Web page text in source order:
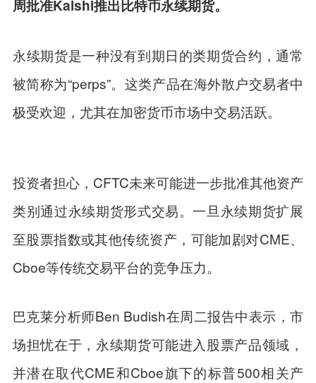
周批准Kalshi推出比特币永续期货。
永续期货是一种没有到期日的类期货合约，通常
被简称为“perps”。这类产品在海外散户交易者中
极受欢迎，尤其在加密货币市场中交易活跃。
投资者担心，CFTC未来可能进一步批准其他资产
类别通过永续期货形式交易。一旦永续期货扩展
至股票指数或其他传统资产，可能加剧对CME、
Cboe等传统交易平台的竞争压力。
巴克莱分析师Ben Budish在周二报告中表示，市
场担忧在于，永续期货可能进入股票产品领域，
并潜在取代CME和Cboe旗下的标普500相关产